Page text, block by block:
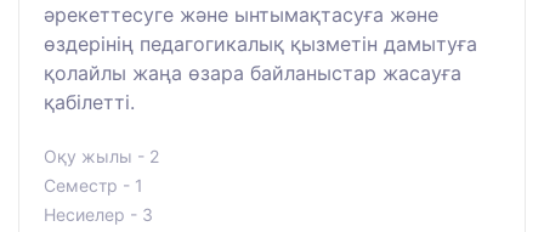
әрекеттесуге және ынтымақтасуға және
өздерінің педагогикалық қызметін дамытуға
қолайлы жаңа өзара байланыстар жасауға
қабілетті.
Оқу жылы - 2
Семестр - 1
Несиелер - 3